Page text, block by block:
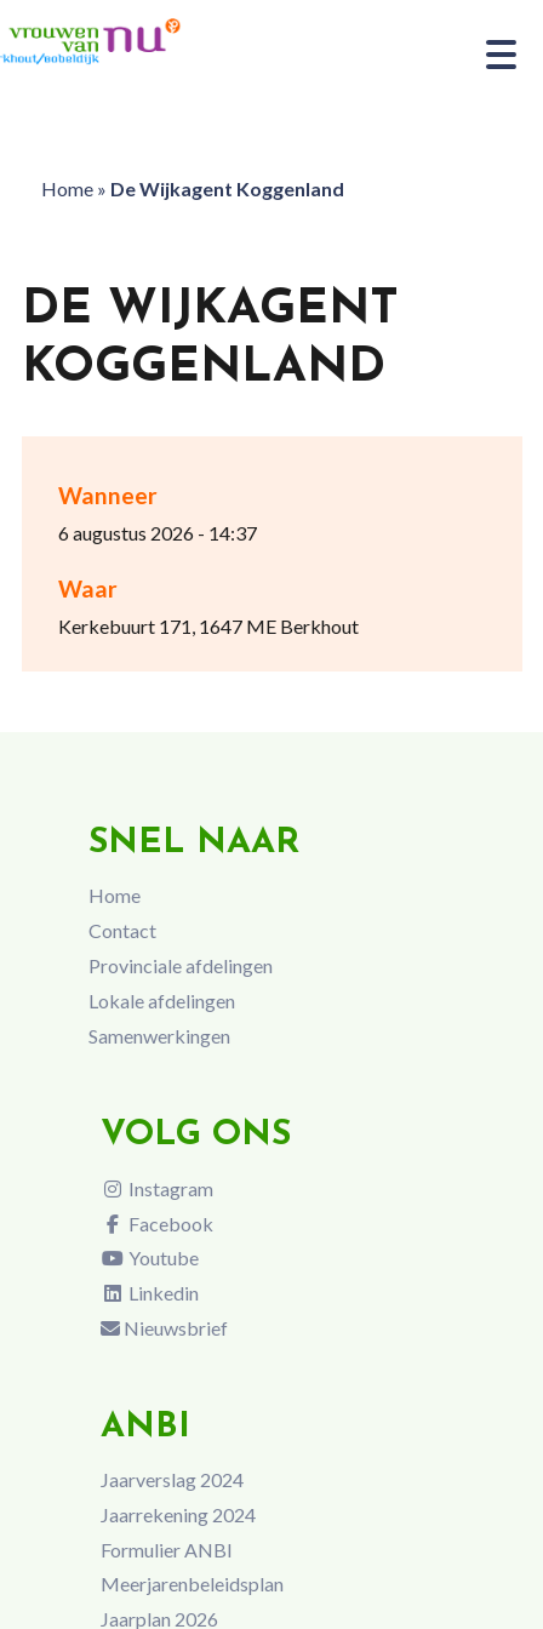
Home» De Wijkagent Koggenland
Wanneer
6 augustus 2026 - 14:37
Waar
Kerkebuurt 171, 1647 ME Berkhout
DE WIJKAGENT
KOGGENLAND
SNEL NAAR
Home
Contact
Provinciale afdelingen
Lokale afdelingen
Samenwerkingen
VOLG ONS
Instagram
Facebook
Youtube
Linkedin
Nieuwsbrief
ANBI
Jaarverslag 2024
Jaarrekening 2024
Formulier ANBI
Meerjarenbeleidsplan
Jaarplan 2026